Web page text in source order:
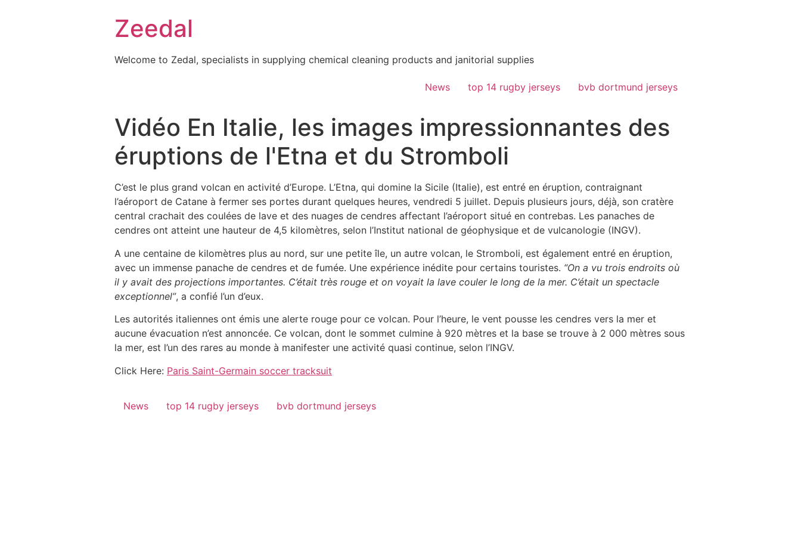
Zeedal
Welcome to Zedal, specialists in supplying chemical cleaning products and janitorial supplies
News top 14 rugby jerseys bvb dortmund jerseys
Vidéo En Italie, les images impressionnantes des
éruptions de l'Etna et du Stromboli
C’est le plus grand volcan en activité d’Europe. L’Etna, qui domine la Sicile (Italie), est entré en éruption, contraignant
l’aéroport de Catane à fermer ses portes durant quelques heures, vendredi 5 juillet. Depuis plusieurs jours, déjà, son cratère
central crachait des coulées de lave et des nuages de cendres affectant l’aéroport situé en contrebas. Les panaches de
cendres ont atteint une hauteur de 4,5 kilomètres, selon l’Institut national de géophysique et de vulcanologie (INGV).
A une centaine de kilomètres plus au nord, sur une petite île, un autre volcan, le Stromboli, est également entré en éruption,
avec un immense panache de cendres et de fumée. Une expérience inédite pour certains touristes. “On a vu trois endroits où
il y avait des projections importantes. C’était très rouge et on voyait la lave couler le long de la mer. C’était un spectacle
exceptionnel”, a confié l’un d’eux.
Les autorités italiennes ont émis une alerte rouge pour ce volcan. Pour l’heure, le vent pousse les cendres vers la mer et
aucune évacuation n’est annoncée. Ce volcan, dont le sommet culmine à 920 mètres et la base se trouve à 2 000 mètres sous
la mer, est l’un des rares au monde à manifester une activité quasi continue, selon l’INGV.
Click Here: Paris Saint-Germain soccer tracksuit
News top 14 rugby jerseys bvb dortmund jerseys